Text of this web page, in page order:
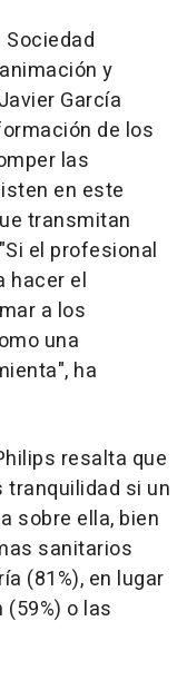
y
García
de los
las
en este
transmitan
el profesional
hacer el
a los
una
ha
resalta que
tranquilidad si un
sobre ella, bien
sanitarios
(81%), en lugar
o las